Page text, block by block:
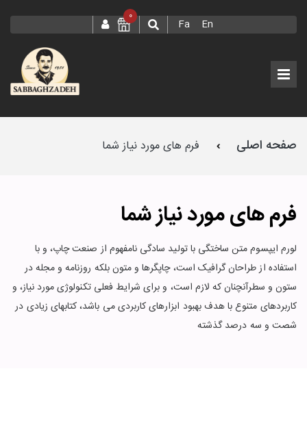
Fa En
0
صفحه اصلی فرم های مورد نیاز شما
فرم های مورد نیاز شما
لورم ایپسوم متن ساختگی با تولید سادگی نامفهوم از صنعت چاپ، و با
استفاده از طراحان گرافیک است، چاپگرها و متون بلکه روزنامه و مجله در
ستون و سطرآنچنان که لازم است، و برای شرایط فعلی تکنولوژی مورد نیاز، و
کاربردهای متنوع با هدف بهبود ابزارهای کاربردی می باشد، کتابهای زیادی در
شصت و سه درصد گذشته